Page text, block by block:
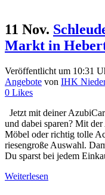
11 Nov.
Markt in
Veröffentlicht um 10:31
Angebote von IHK
0 Likes
Jetzt mit deiner
und dabei sparen? Mit
Möbel oder richtig tolle
riesengroße Auswahl.
Du sparst bei jedem
Weiterlesen